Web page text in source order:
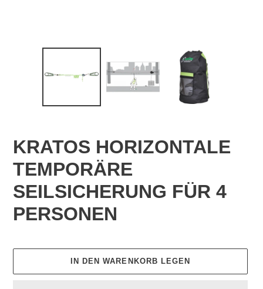
KRATOS HORIZONTALE
TEMPORÄRE
SEILSICHERUNG FÜR 4
PERSONEN
Preis
IN DEN WARENKORB LEGEN